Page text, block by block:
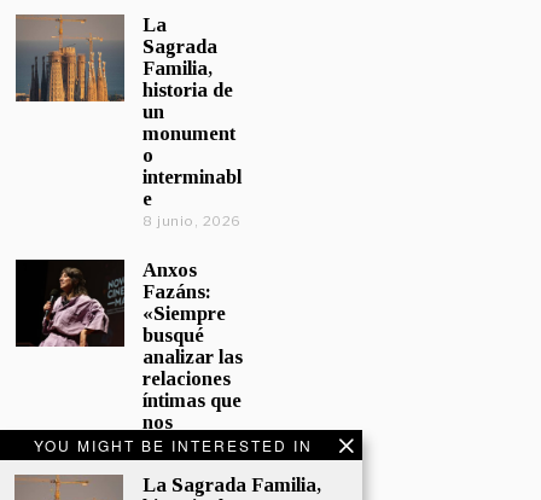
YOU MIGHT BE INTERESTED IN
La Sagrada Familia,
La
Sagrada
Familia,
historia de
un
monument
o
interminabl
e
8 junio, 2026
Anxos
Fazáns:
«Siempre
busqué
analizar las
relaciones
íntimas que
nos
afectan»
5 junio, 2026